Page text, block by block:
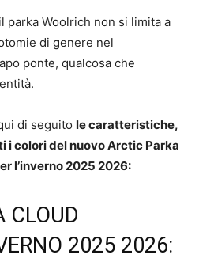
parka Woolrich non si limita a
di genere nel
ponte, qualcosa che
di seguito le caratteristiche,
i colori del nuovo Arctic Parka
l’inverno 2025 2026:
CLOUD
2025 2026: